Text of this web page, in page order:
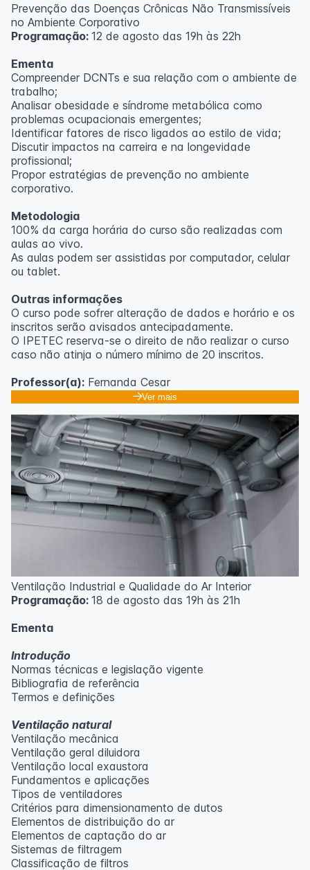
Prevenção das Doenças Crônicas Não Transmissíveis
no Ambiente Corporativo
Programação: 12 de agosto das 19h às 22h
Ementa
Compreender DCNTs e sua relação com o ambiente de
trabalho;
Analisar obesidade e síndrome metabólica como
problemas ocupacionais emergentes;
Identificar fatores de risco ligados ao estilo de vida;
Discutir impactos na carreira e na longevidade
profissional;
Propor estratégias de prevenção no ambiente
corporativo.
Metodologia
100% da carga horária do curso são realizadas com
aulas ao vivo.
As aulas podem ser assistidas por computador, celular
ou tablet.
Outras informações
O curso pode sofrer alteração de dados e horário e os
inscritos serão avisados ​​antecipadamente.
O IPETEC reserva-se o direito de não realizar o curso
caso não atinja o número mínimo de 20 inscritos.
Professor(a): Fernanda Cesar
Ver mais
Ventilação Industrial e Qualidade do Ar Interior
Programação: 18 de agosto das 19h às 21h
Ementa
Introdução
Normas técnicas e legislação vigente
Bibliografia de referência
Termos e definições
Ventilação natural
Ventilação mecânica
Ventilação geral diluidora
Ventilação local exaustora
Fundamentos e aplicações
Tipos de ventiladores
Critérios para dimensionamento de dutos
Elementos de distribuição do ar
Elementos de captação do ar
Sistemas de filtragem
Classificação de filtros